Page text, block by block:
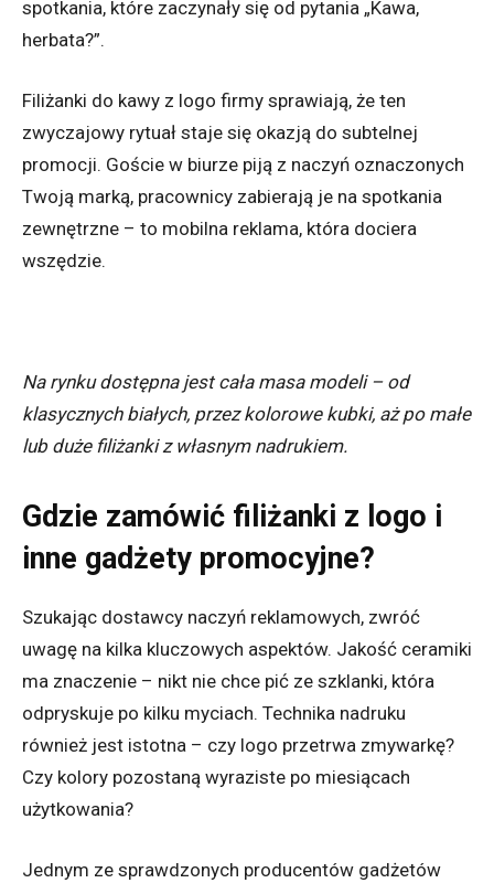
spotkania, które zaczynały się od pytania „Kawa,
herbata?”.
Filiżanki do kawy z logo firmy sprawiają, że ten
zwyczajowy rytuał staje się okazją do subtelnej
promocji. Goście w biurze piją z naczyń oznaczonych
Twoją marką, pracownicy zabierają je na spotkania
zewnętrzne – to mobilna reklama, która dociera
wszędzie.
Na rynku dostępna jest cała masa modeli – od
klasycznych białych, przez kolorowe kubki, aż po małe
lub duże filiżanki z własnym nadrukiem.
Gdzie zamówić filiżanki z logo i
inne gadżety promocyjne?
Szukając dostawcy naczyń reklamowych, zwróć
uwagę na kilka kluczowych aspektów. Jakość ceramiki
ma znaczenie – nikt nie chce pić ze szklanki, która
odpryskuje po kilku myciach. Technika nadruku
również jest istotna – czy logo przetrwa zmywarkę?
Czy kolory pozostaną wyraziste po miesiącach
użytkowania?
Jednym ze sprawdzonych producentów gadżetów